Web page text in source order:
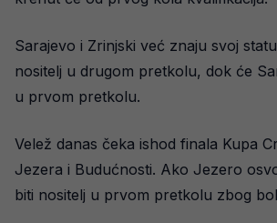
Sarajevo i Zrinjski već znaju svoj
nositelj u drugom pretkolu, dok će
u prvom pretkolu.
Velež danas čeka ishod finala Kupa
Jezera i Budućnosti. Ako Jezero
biti nositelj u prvom pretkolu zbog